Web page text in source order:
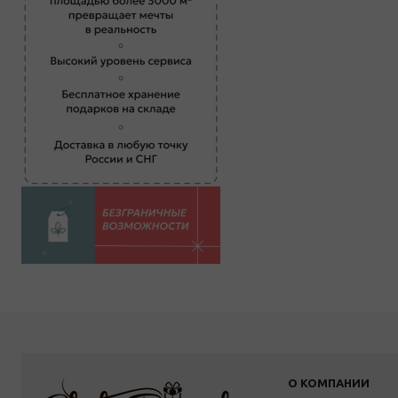
О КОМПАНИИ